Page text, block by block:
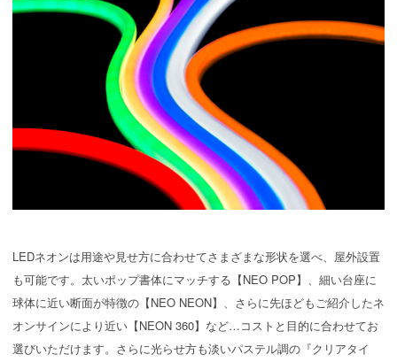
LEDネオンは用途や見せ方に合わせてさまざまな形状を選べ、屋外設置
も可能です。太いポップ書体にマッチする【NEO POP】、細い台座に
球体に近い断面が特徴の【NEO NEON】、さらに先ほどもご紹介したネ
オンサインにより近い【NEON 360】など…コストと目的に合わせてお
選びいただけます。さらに光らせ方も淡いパステル調の『クリアタイ